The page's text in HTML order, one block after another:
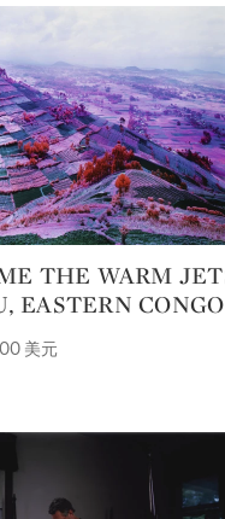
EASTERN CONGO
美元